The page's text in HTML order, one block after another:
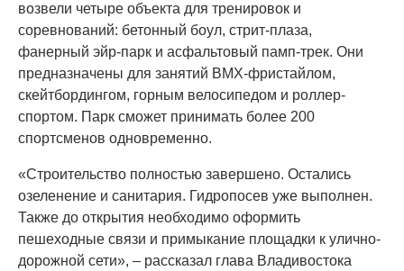
возвели четыре объекта для тренировок и
соревнований: бетонный боул, стрит-плаза,
фанерный эйр-парк и асфальтовый памп-трек. Они
предназначены для занятий BMX-фристайлом,
скейтбордингом, горным велосипедом и роллер-
спортом. Парк сможет принимать более 200
спортсменов одновременно.
«Строительство полностью завершено. Остались
озеленение и санитария. Гидропосев уже выполнен.
Также до открытия необходимо оформить
пешеходные связи и примыкание площадки к улично-
дорожной сети», – рассказал глава Владивостока